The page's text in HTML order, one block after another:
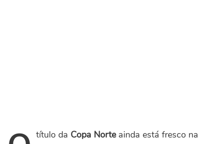
título da Copa Norteainda está fresco na